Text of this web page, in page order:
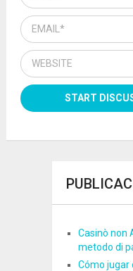
Casinò non
metodo di
Cómo jugar